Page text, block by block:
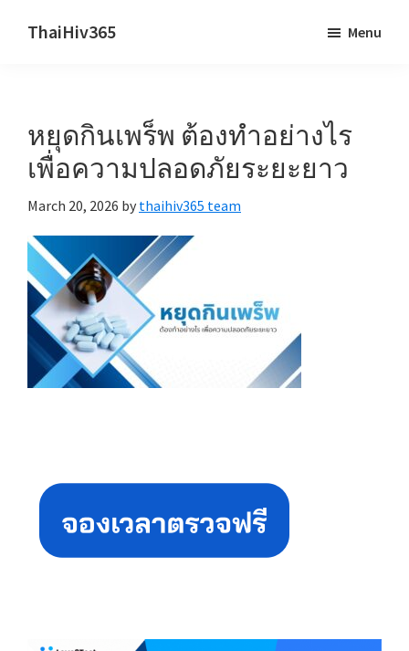
ThaiHiv365
behind.
Menu
หยุดกินเพร็พ ต้องทำอย่างไร
เพื่อความปลอดภัยระยะยาว
March 20, 2026 by thaihiv365 team
Sidebar